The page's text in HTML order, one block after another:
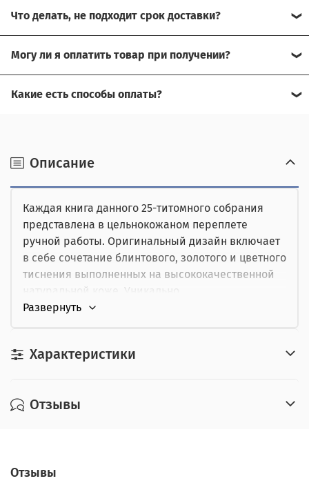
помочь.
наличными при получении,
картой курьеру.
Описание
Каждая книга данного 25-титомного собрания
представлена в цельнокожаном переплете
ручной работы. Оригинальный дизайн включает
в себе сочетание блинтового, золотого и цветного
тиснения выполненных на высококачественной
натуральной коже. Уникально
иллюстрированный обрез. Богато оформленные
Библиотека классической литературы о любви -
столетия. Меняются эпохи, политические
вечную тайну любви. Библиотека классической
Характеристики
Отзывы
Отзывы